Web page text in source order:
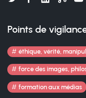
Points de
éthique, vérité,
force des images,
formation aux médias